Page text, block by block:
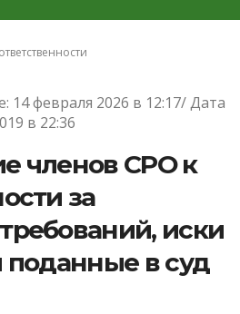
14 февраля 2026 в 12:17/ Дата
в 22:36
членов СРО к
за
иски
поданные в суд